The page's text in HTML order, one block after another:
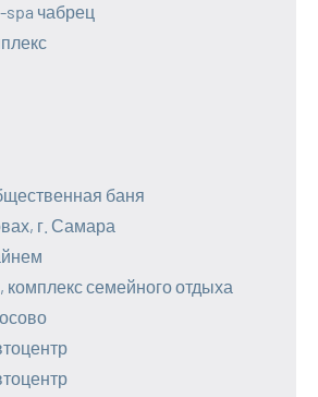
чабрец
баня
г. Самара
семейного отдыха